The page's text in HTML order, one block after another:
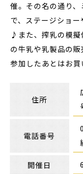
催。その名の通り
で、ステージショ
♪また、搾乳の模
の牛乳や乳製品の
参加したあとはお買
住所
電話番号
開催日